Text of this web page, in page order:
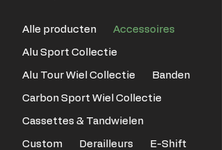
Alle producten Accessoires
Alu Sport Collectie
Alu Tour Wiel Collectie Banden
Carbon Sport Wiel Collectie
Cassettes & Tandwielen
Custom Derailleurs E-Shift